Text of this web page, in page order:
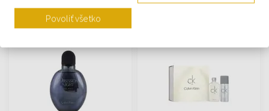
13,53 € do 34,44 €
Povoliť všetko